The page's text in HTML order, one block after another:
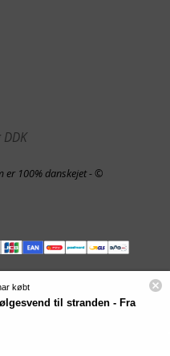
er 100% danskejet - ©
købt
til stranden - Fra